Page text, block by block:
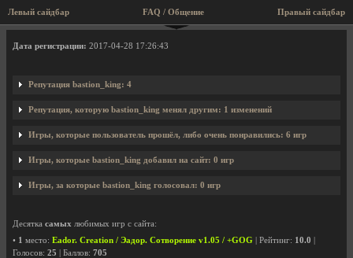
Левый сайдбар Правый сайдбар
FAQ / Общение
Профиль пользователя bastion_king
Дата регистрации: 2017-04-28 17:26:43
Репутация bastion_king: 4
Репутация, которую bastion_king менял другим: 1 изменений
Игры, которые пользователь прошёл, либо очень понравились: 6 игр
Игры, которые bastion_king добавил на сайт: 0 игр
Игры, за которые bastion_king голосовал: 0 игр
Десятка самых любимых игр с сайта:
• 1 место: Eador. Creation / Эадор. Сотворение v1.05 / +GOG | Рейтинг: 10.0
Голосов: 25 | Баллов: 705